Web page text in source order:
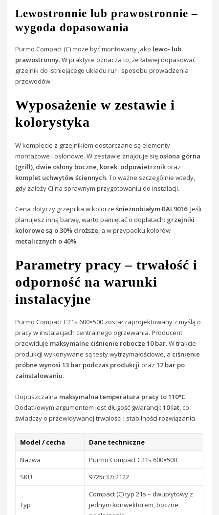
Lewostronnie lub prawostronnie –
wygoda dopasowania
Purmo Compact (C) może być montowany jako lewo- lub
prawostronny. W praktyce oznacza to, że łatwiej dopasować
grzejnik do istniejącego układu rur i sposobu prowadzenia
przewodów.
Wyposażenie w zestawie i
kolorystyka
W komplecie z grzejnikiem dostarczane są elementy
montażowe i osłonowe. W zestawie znajduje się osłona górna
(grill) dwie osłony boczne korek odpowietrznik oraz
komplet uchwytów ściennych. To ważne szczególnie wtedy,
gdy zależy Ci na sprawnym przygotowaniu do instalacji.
Cena dotyczy grzejnika w kolorześnieżnobiałym RAL9016. Jeśli
planujesz inną barwę, warto pamiętać o dopłatach: grzejniki
kolorowe są o 30% droższe, a w przypadku kolorów
metalicznych o 40%.
Parametry pracy – trwałość i
odporność na warunki
instalacyjne
Purmo Compact C21s 600×500 został zaprojektowany z myślą o
pracy w instalacjach centralnego ogrzewania. Producent
przewiduje maksymalne ciśnienie robocze 10 bar. W trakcie
produkcji wykonywane są testy wytrzymałościowe, a ciśnienie
próbne wynosi 13 bar podczas produkcji oraz12 bar po
zainstalowaniu.
Dopuszczalna maksymalna temperatura pracy to 110°C.
Dodatkowym argumentem jest długość gwarancji:10 lat, co
świadczy o przewidywanej trwałości i stabilności rozwiązania.
Model / cecha
Dane techniczne
Nazwa
Purmo Compact C21s 600×500
SKU
9725c37c2122
Typ
Compact (C) typ 21s – dwupłytowy z
jednym konwektorem, boczne